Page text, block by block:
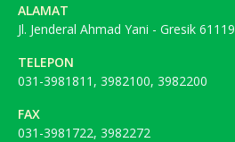
ALAMAT
Jl. Jenderal Ahmad Yani - Gresik 61119
TELEPON
031-3981811, 3982100, 3982200
FAX
031-3981722, 3982272